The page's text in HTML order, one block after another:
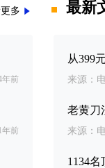
多
年前
年前
最新
从399
来源：
老黄刀
来源：
1134